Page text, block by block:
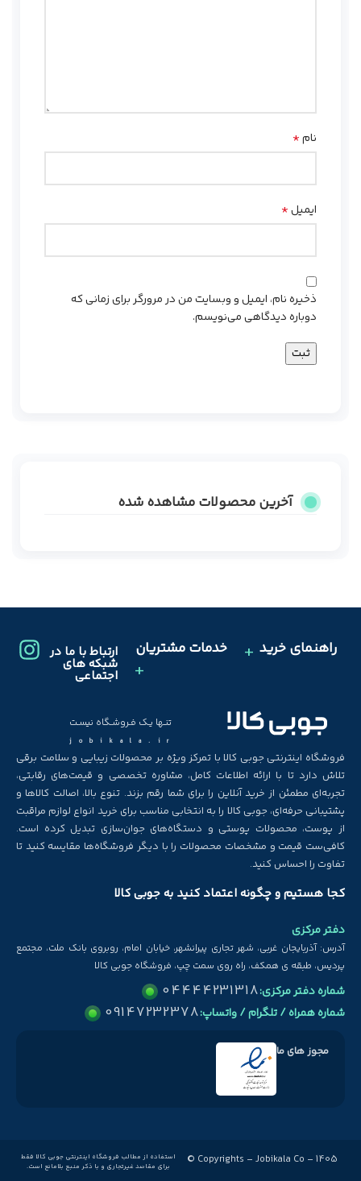
نام*
ایمیل*
ذخیره نام، ایمیل و وبسایت من در مرورگر برای زمانی که
دوباره دیدگاهی می‌نویسم.
آخرین محصولات مشاهده شده
راهنمای خرید خدمات مشتریان ارتباط با ما در
شبکه های
اجتماعی
تنـها یـک فـروشـگاه نیسـت
jobikala.ir
فروشگاه اینترنتی جوبی کالا با تمرکز ویژه بر محصولات زیبایی و سلامت برقی
تلاش دارد تا با ارائه اطلاعات کامل، مشاوره تخصصی و قیمت‌های رقابتی،
تجربه‌ای مطمئن از خرید آنلاین را برای شما رقم بزند. تنوع بالا، اصالت کالاها و
پشتیبانی حرفه‌ای، جوبی کالا را به انتخابی مناسب برای خرید انواع لوازم مراقبت
از پوست، محصولات پوستی و دستگاه‌های جوان‌سازی تبدیل کرده است.
کافی‌ست قیمت و مشخصات محصولات را با دیگر فروشگاه‌ها مقایسه کنید تا
تفاوت را احساس کنید.
کجا هستیم و چگونه اعتماد کنید به جوبی کالا
دفتر مرکزی
آدرس: آذربایجان غربی، شهر تجاری پیرانشهر، خیابان امام، روبروی بانک ملت، مجتمع
پردیس، طبقه ی همکف، راه روی سمت چپ، فروشگاه جوبی کالا
شماره دفتر مرکزی:04444231318
شماره همراه / تلگرام / واتساپ:09147232378
مجوز های ما
استفاده از مطالب فروشگاه اینترنتی جوبی کالا فقط
برای مقاصد غیرتجاری و با ذکر منبع بلامانع است.
Copyrights – Jobikala Co – 1405 ©